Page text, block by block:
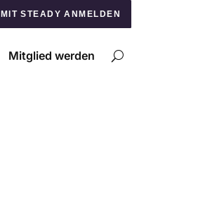
MIT STEADY ANMELDEN
Mitglied werden